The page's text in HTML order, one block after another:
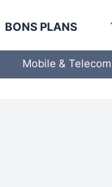
BONS PLANS
Mobile & Telecom